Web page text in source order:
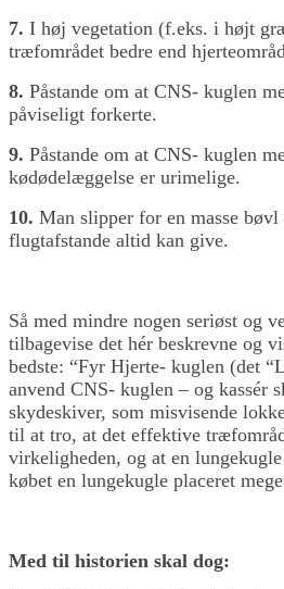
7. I høj vegetation (f.eks. i højt
træfområdet bedre end
8. Påstande om at CNS- kuglen
påviseligt forkerte.
9. Påstande om at CNS- kuglen
kødødelæggelse er urimelige.
10. Man slipper for en masse
flugtafstande altid kan give.
Så med mindre nogen seriøst og
tilbagevise det hér beskrevne og
bedste: “Fyr Hjerte- kuglen (det
anvend CNS- kuglen – og kassér
skydeskiver, som misvisende
til at tro, at det effektive
virkeligheden, og at en
købet en lungekugle placeret
Med til historien skal dog: